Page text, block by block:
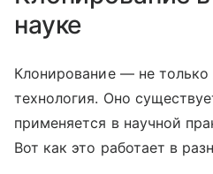
науке
Клонирование — не только
технология. Оно
применяется в научной
Вот как это работает в